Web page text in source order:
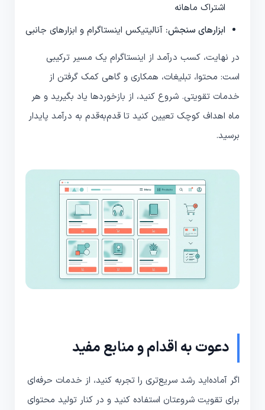
اشتراک ماهانه
ابزارهای سنجش: آنالیتیکس اینستاگرام و ابزارهای جانبی
در نهایت، کسب درآمد از اینستاگرام یک مسیر ترکیبی
است: محتوا، تبلیغات، همکاری و گاهی کمک گرفتن از
خدمات تقویتی. شروع کنید، از بازخوردها یاد بگیرید و هر
ماه اهداف کوچک تعیین کنید تا قدم‌به‌قدم به درآمد پایدار
برسید.
دعوت به اقدام و منابع مفید
اگر آماده‌اید رشد سریع‌تری را تجربه کنید، از خدمات حرفه‌ای
برای تقویت شروعتان استفاده کنید و در کنار تولید محتوای